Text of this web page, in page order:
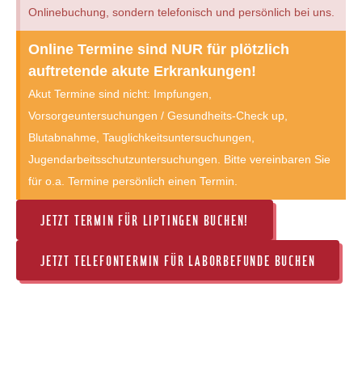
Onlinebuchung, sondern telefonisch und persönlich bei uns.
Online Termine sind NUR für plötzlich
auftretende akute Erkrankungen!
Akut Termine sind nicht: Impfungen,
Vorsorgeuntersuchungen / Gesundheits-Check up,
Blutabnahme, Tauglichkeitsuntersuchungen,
Jugendarbeitsschutzuntersuchungen. Bitte vereinbaren Sie
für o.a. Termine persönlich einen Termin.
JETZT TERMIN FÜR LIPTINGEN BUCHEN!
JETZT TELEFONTERMIN FÜR LABORBEFUNDE BUCHEN